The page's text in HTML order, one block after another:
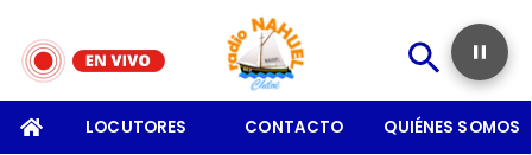
LOCUTORES CONTACTO QUIÉNES SOMOS